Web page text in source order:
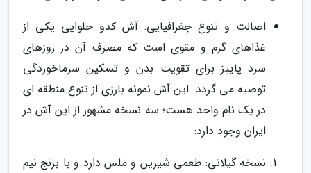
اصالت و تنوع جغرافیایی: آش کدو حلوایی یکی از
غذاهای گرم و مقوی است که مصرف آن در روزهای
سرد پاییز برای تقویت بدن و تسکین سرماخوردگی
توصیه می گردد. این آش نمونه بارزی از تنوع منطقه ای
در یک نام واحد هست؛ سه نسخه مشهور از این آش در
ایران وجود دارد:
نسخه گیلانی: طعمی شیرین و ملس دارد و با برنج نیم